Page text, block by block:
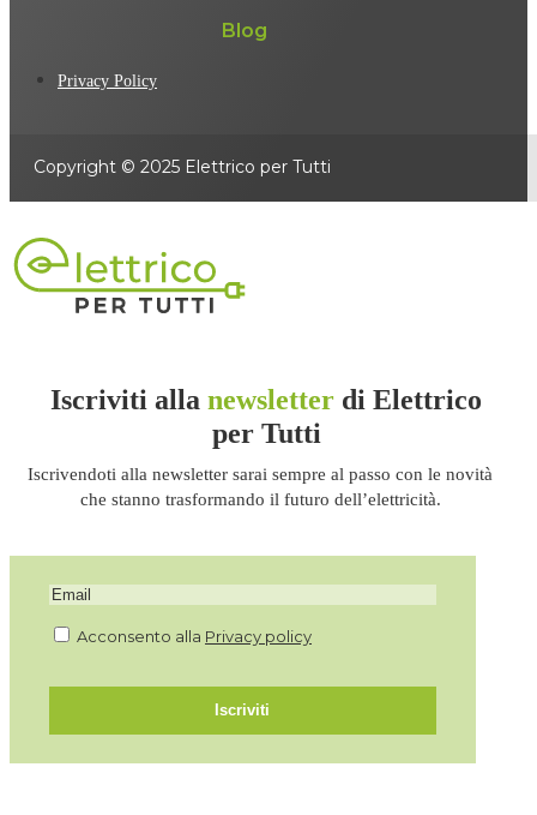
Blog
Privacy Policy
Copyright © 2025 Elettrico per Tutti
Iscriviti allanewsletter di Elettrico
per Tutti
Iscrivendoti alla newsletter sarai sempre al passo con le novità
che stanno trasformando il futuro dell’elettricità.
Acconsento alla Privacy policy
Iscriviti